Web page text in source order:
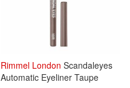
Rimmel London Scandaleyes
Automatic Eyeliner Taupe